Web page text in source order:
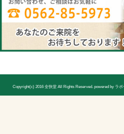
全快堂
所在地
〒470-1151